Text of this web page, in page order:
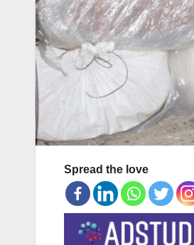
Spread the love